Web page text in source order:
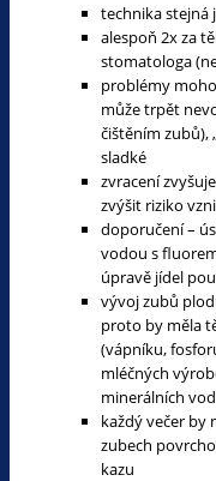
technika stejná
alespoň 2x za
stomatologa
problémy
může trpět
čištěním zubů),
sladké
zvracení
zvýšit riziko
doporučení –
vodou s
úpravě jídel
vývoj zubů
proto by měla
(vápníku,
mléčných
minerálních
každý večer by
zubech
kazu